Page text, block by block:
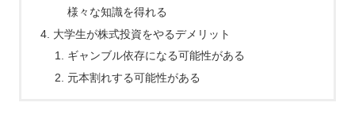
様々な知識を得れる
大学生が株式投資をやるデメリット
ギャンブル依存になる可能性がある
元本割れする可能性がある